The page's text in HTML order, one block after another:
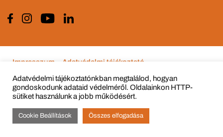
© Copyright 2015 - 2022 All Rights Reserved
Impresszum Adatvédelmi tájékoztató
Adatvédelmi tájékoztatónkban megtalálod, hogyan
gondoskodunk adataid védelméről. Oldalainkon HTTP-
sütiket használunk a jobb működésért.
Cookie Beállítások Összes elfogadása